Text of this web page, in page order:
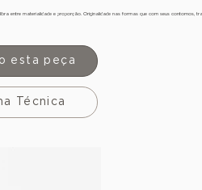
entre materialidade e proporção. Originalidade nas formas que com seus contornos,
esta peça
Técnica